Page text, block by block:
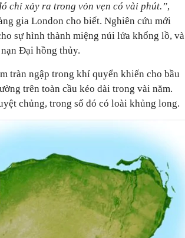
chỉ xảy ra trong vỏn vẹn có vài phút.”,
gia London cho biết. Nghiên cứu mới
sự hình thành miệng núi lửa khổng lồ, và
Đại hồng thủy.
tràn ngập trong khí quyển khiến cho bầu
trên toàn cầu kéo dài trong vài năm.
chủng, trong số đó có loài khủng long.